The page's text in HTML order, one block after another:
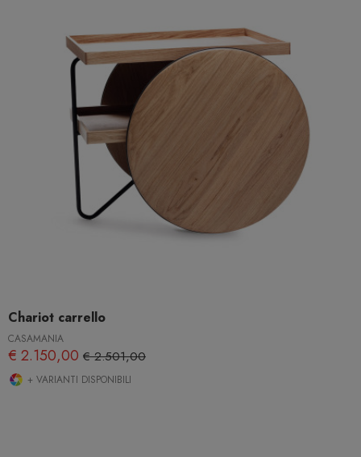
Chariot carrello
CASAMANIA
€ 2.150,00 € 2.501,00
+ VARIANTI DISPONIBILI